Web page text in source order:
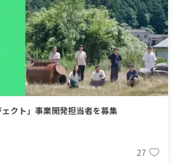
クト」事業開発担当者を募集
27